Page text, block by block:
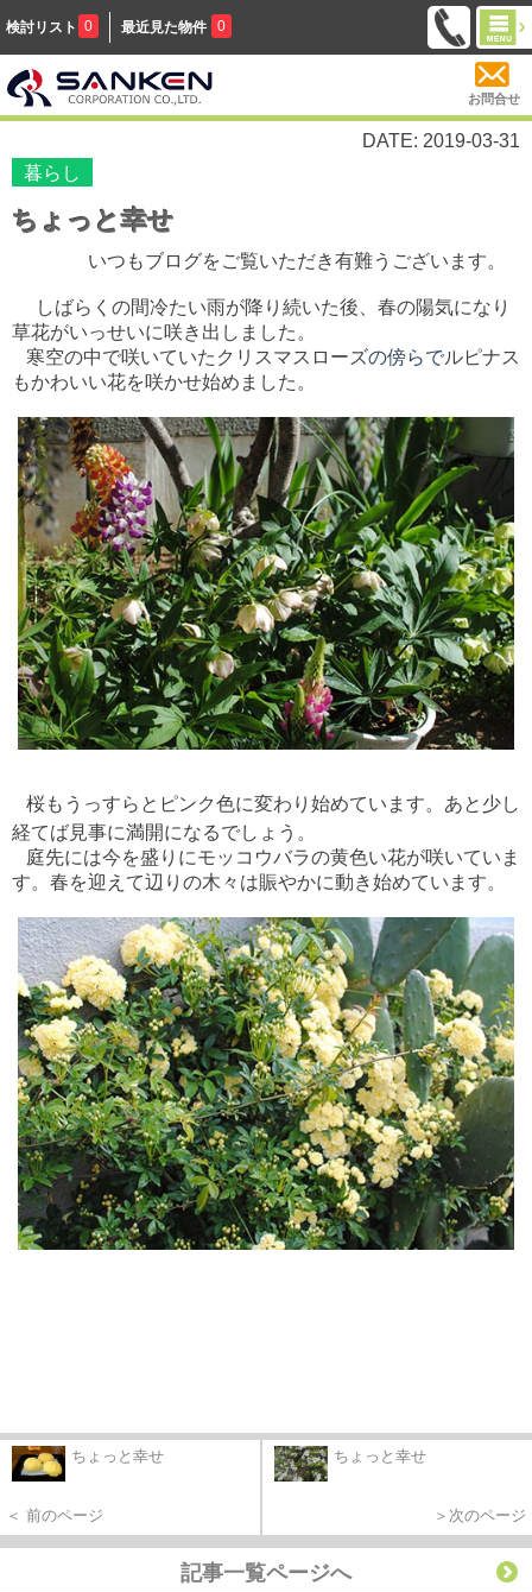
検討リスト 0 最近見た物件 0
お問合せ
DATE: 2019-03-31
暮らし
ちょっと幸せ
いつもブログをご覧いただき有難うございます。
しばらくの間冷たい雨が降り続いた後、春の陽気になり
草花がいっせいに咲き出しました。
寒空の中で咲いていたクリスマスローズの傍らでルピナス
もかわいい花を咲かせ始めました。
桜もうっすらとピンク色に変わり始めています。あと少し
経てば見事に満開になるでしょう。
庭先には今を盛りにモッコウバラの黄色い花が咲いていま
す。春を迎えて辺りの木々は賑やかに動き始めています。
ちょっと幸せ
＜ 前のページ
ちょっと幸せ
＞次のページ
記事一覧ページへ